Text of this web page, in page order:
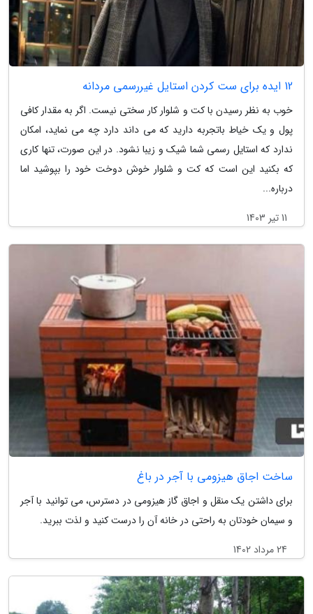
12 ایده برای ست کردن استایل غیررسمی مردانه
خوب به نظر رسیدن با کت و شلوار کار سختی نیست. اگر به مقدار کافی
پول و یک خیاط باتجربه دارید که می داند دارد چه می نماید، امکان
ندارد که استایل رسمی شما شیک و زیبا نشود. در این صورت، تنها کاری
که بکنید این است که کت و شلوار خوش دوخت خود را بپوشید اما
درباره...
11 تیر 1403
ساخت اجاق هیزومی با آجر در باغ
برای داشتن یک منقل و اجاق گاز هیزومی در دسترس، می توانید با آجر
و سیمان خودتان به راحتی در خانه آن را درست کنید و لذت ببرید.
24 مرداد 1402